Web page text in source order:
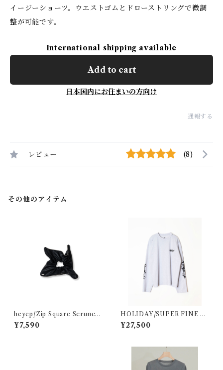
イージーショーツ。ウエストゴムとドローストリングで微調
整が可能です。
International shipping available
Add to cart
日本国内にお住まいの方向け
通報する
レビュー (8)
その他のアイテム
heyep/Zip Square Scrunchi
e - Medium
¥7,590
HOLIDAY/SUPER FINE D
RY DAMAGE L/S T-SHIRT
(CIRCULATION)
¥27,500